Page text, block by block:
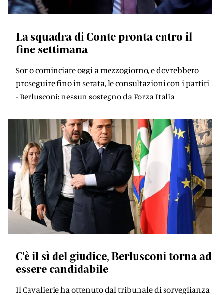
La squadra di Conte pronta entro il
fine settimana
Sono cominciate oggi a mezzogiorno, e dovrebbero
proseguire fino in serata, le consultazioni con i partiti
- Berlusconi: nessun sostegno da Forza Italia
C'è il sì del giudice, Berlusconi torna ad
essere candidabile
Il Cavalierie ha ottenuto dal tribunale di sorveglianza